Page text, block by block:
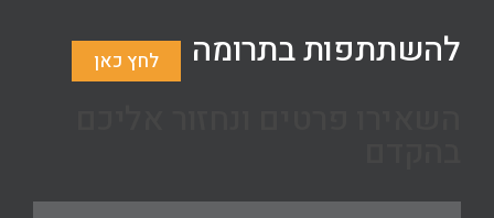
להשתתפות בתרומה לחץ כאן